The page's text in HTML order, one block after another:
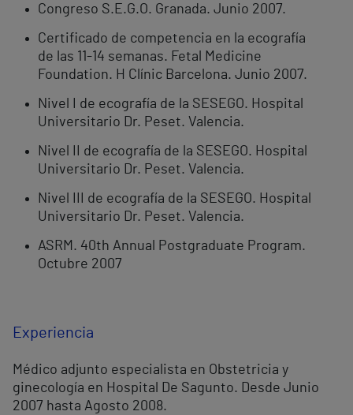
Congreso S.E.G.O. Granada. Junio 2007.
Certificado de competencia en la ecografía
de las 11-14 semanas. Fetal Medicine
Foundation. H Clínic Barcelona. Junio 2007.
Nivel I de ecografía de la SESEGO. Hospital
Universitario Dr. Peset. Valencia.
Nivel II de ecografía de la SESEGO. Hospital
Universitario Dr. Peset. Valencia.
Nivel III de ecografía de la SESEGO. Hospital
Universitario Dr. Peset. Valencia.
ASRM. 40th Annual Postgraduate Program.
Octubre 2007
Experiencia
Médico adjunto especialista en Obstetricia y
ginecología en Hospital De Sagunto. Desde Junio
2007 hasta Agosto 2008.